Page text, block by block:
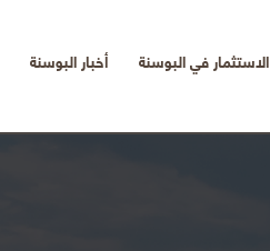
الاستثمار في البوسنة أخبار البوسنة